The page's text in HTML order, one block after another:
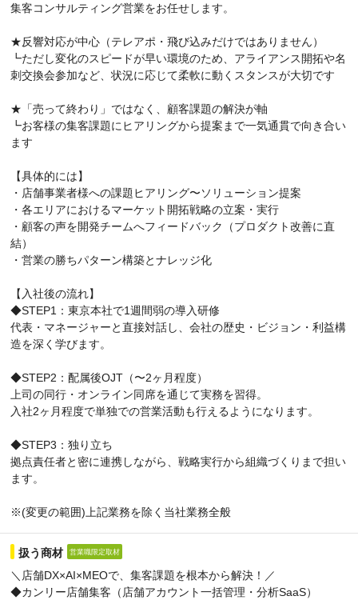
集客コンサルティング営業をお任せします。
★反響対応が中心（テレアポ・飛び込みだけではありません）
┗ただし変化のスピードが早い環境のため、アライアンス開拓や名
刺交換会参加など、状況に応じて柔軟に動くスタンスが大切です
★「売って終わり」ではなく、顧客課題の解決が軸
┗お客様の集客課題にヒアリングから提案まで一気通貫で向き合い
ます
【具体的には】
・店舗事業者様への課題ヒアリング〜ソリューション提案
・各エリアにおけるマーケット開拓戦略の立案・実行
・顧客の声を開発チームへフィードバック（プロダクト改善に直
結）
・営業の勝ちパターン構築とナレッジ化
【入社後の流れ】
◆STEP1：東京本社で1週間弱の導入研修
代表・マネージャーと直接対話し、会社の歴史・ビジョン・利益構
造を深く学びます。
◆STEP2：配属後OJT（〜2ヶ月程度）
上司の同行・オンライン同席を通じて実務を習得。
入社2ヶ月程度で単独での営業活動も行えるようになります。
◆STEP3：独り立ち
拠点責任者と密に連携しながら、戦略実行から組織づくりまで担い
ます。
※(変更の範囲)上記業務を除く当社業務全般
扱う商材 営業職限定取材
＼店舗DX×AI×MEOで、集客課題を根本から解決！／
◆カンリー店舗集客（店舗アカウント一括管理・分析SaaS）